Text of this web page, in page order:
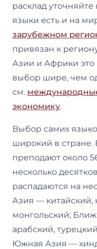
расклад
языки есть и на
зарубежном
привязан к
Азии и Африки это
выбор шире, чем
см.
экономику.
Выбор самих
широкий в стране.
преподают около
несколько
распадаются на
Азия — китайский,
монгольский;
арабский,
Южная Азия —